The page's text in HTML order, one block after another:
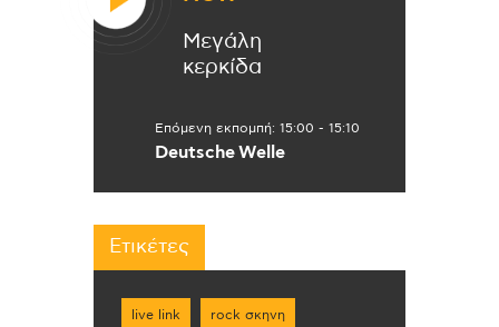
Μεγάλη
κερκίδα
Επόμενη εκπομπή: 15:00 - 15:10
Deutsche Welle
Ετικέτες
live link rock σκηνη